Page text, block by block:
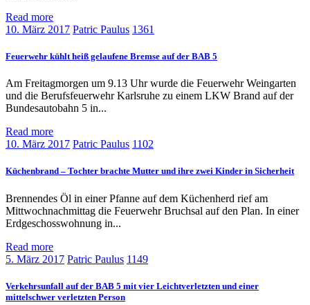
Read more
10. März 2017 Patric Paulus 1361
Feuerwehr kühlt heiß gelaufene Bremse auf der BAB 5
Am Freitagmorgen um 9.13 Uhr wurde die Feuerwehr Weingarten
und die Berufsfeuerwehr Karlsruhe zu einem LKW Brand auf der
Bundesautobahn 5 in...
Read more
10. März 2017 Patric Paulus 1102
Küchenbrand – Tochter brachte Mutter und ihre zwei Kinder in Sicherheit
Brennendes Öl in einer Pfanne auf dem Küchenherd rief am
Mittwochnachmittag die Feuerwehr Bruchsal auf den Plan. In einer
Erdgeschosswohnung in...
Read more
5. März 2017 Patric Paulus 1149
Verkehrsunfall auf der BAB 5 mit vier Leichtverletzten und einer
mittelschwer verletzten Person